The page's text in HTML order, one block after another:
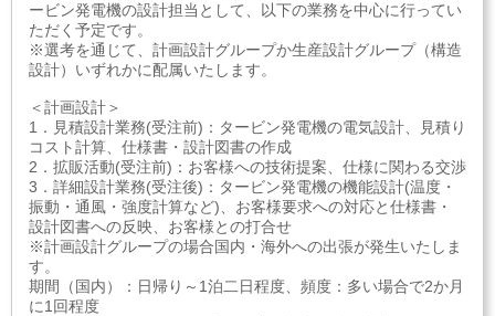
ービン発電機の設計担当として、以下の業務を中心に行ってい
ただく予定です。
※選考を通じて、計画設計グループか生産設計グループ（構造
設計）いずれかに配属いたします。
＜計画設計＞
1．見積設計業務(受注前)：タービン発電機の電気設計、見積り
コスト計算、仕様書・設計図書の作成
2．拡販活動(受注前)：お客様への技術提案、仕様に関わる交渉
3．詳細設計業務(受注後)：タービン発電機の機能設計(温度・
振動・通風・強度計算など)、お客様要求への対応と仕様書・
設計図書への反映、お客様との打合せ
※計画設計グループの場合国内・海外への出張が発生いたしま
す。
期間（国内）：日帰り～1泊二日程度、頻度：多い場合で2か月
に1回程度